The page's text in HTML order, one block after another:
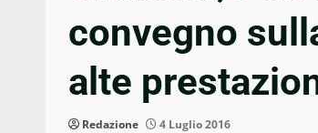
convegno
alte
Redazione 4 Luglio 2016